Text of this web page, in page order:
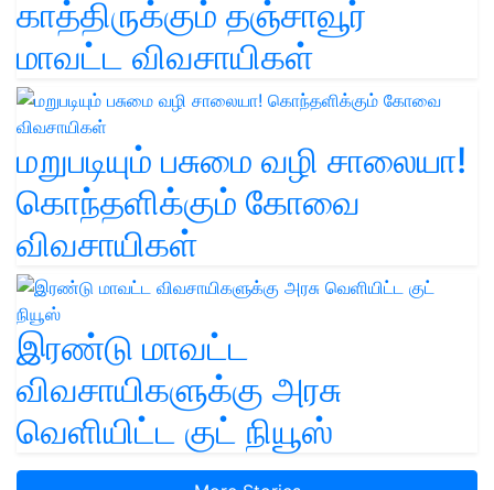
காத்திருக்கும் தஞ்சாவூர்
மாவட்ட விவசாயிகள்
மறுபடியும் பசுமை வழி சாலையா!
கொந்தளிக்கும் கோவை
விவசாயிகள்
இரண்டு மாவட்ட
விவசாயிகளுக்கு அரசு
வெளியிட்ட குட் நியூஸ்